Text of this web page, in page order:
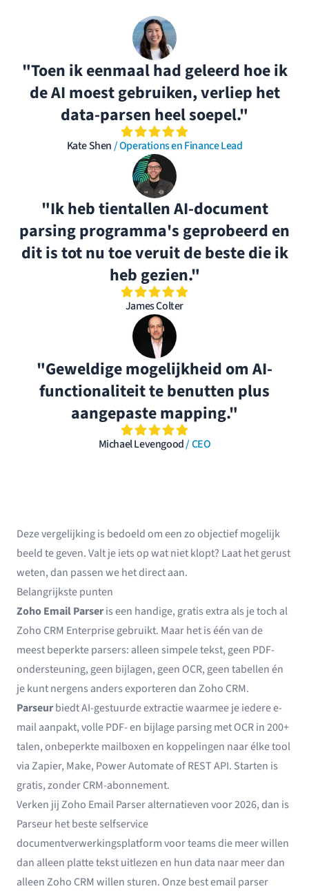
"Toen ik eenmaal had geleerd hoe ik
de AI moest gebruiken, verliep het
data-parsen heel soepel."
Kate Shen/ Operations en Finance Lead
"Ik heb tientallen AI-document
parsing programma's geprobeerd en
dit is tot nu toe veruit de beste die ik
heb gezien."
James Colter
"Geweldige mogelijkheid om AI-
functionaliteit te benutten plus
aangepaste mapping."
Michael Levengood/ CEO
Deze vergelijking is bedoeld om een zo objectief mogelijk
beeld te geven. Valt je iets op wat niet klopt? Laat het gerust
weten, dan passen we het direct aan.
Belangrijkste punten
Zoho Email Parseris een handige, gratis extra als je toch al
Zoho CRM Enterprise gebruikt. Maar het is één van de
meest beperkte parsers: alleen simpele tekst, geen PDF-
ondersteuning, geen bijlagen, geen OCR, geen tabellen én
je kunt nergens anders exporteren dan Zoho CRM.
Parseurbiedt AI-gestuurde extractie waarmee je iedere e-
mail aanpakt, volle PDF- en bijlage parsing met OCR in 200+
talen, onbeperkte mailboxen en koppelingen naar élke tool
via Zapier, Make, Power Automate of REST API. Starten is
gratis, zonder CRM-abonnement.
Verken jij Zoho Email Parser alternatieven voor 2026, dan is
Parseur het beste selfservice
documentverwerkingsplatform voor teams die meer willen
dan alleen platte tekst uitlezen en hun data naar meer dan
alleen Zoho CRM willen sturen. Onzebest email parser